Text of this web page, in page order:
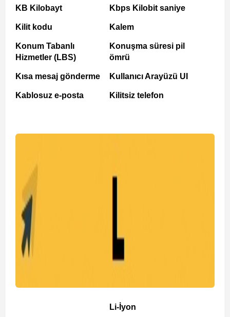
KB Kilobayt
Kilit kodu
Konum Tabanlı
Hizmetler (LBS)
Kısa mesaj gönderme
Kablosuz e-posta
Kbps Kilobit saniye
Kalem
Konuşma süresi pil
ömrü
Kullanıcı Arayüzü UI
Kilitsiz telefon
Li-İyon